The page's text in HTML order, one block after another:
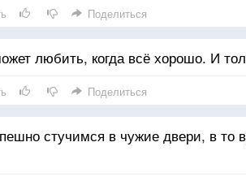
Поделиться
любить, когда всё хорошо. И
Поделиться
стучимся в чужие двери, в то